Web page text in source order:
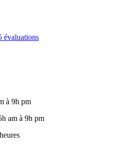
évaluations
à 9h pm
am à 9h pm